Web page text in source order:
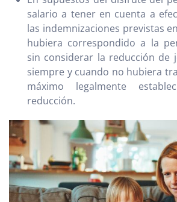
salario a tener en cuenta a
las indemnizaciones previstas
hubiera correspondido a la
sin considerar la reducción de
siempre y cuando no hubiera
máximo legalmente
reducción.